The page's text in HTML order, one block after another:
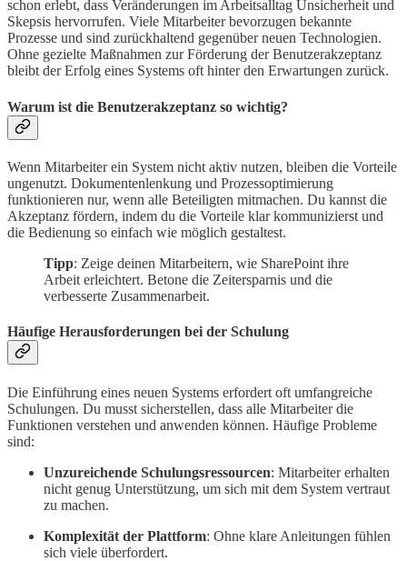
schon erlebt, dass Veränderungen im Arbeitsalltag Unsicherheit und
Skepsis hervorrufen. Viele Mitarbeiter bevorzugen bekannte
Prozesse und sind zurückhaltend gegenüber neuen Technologien.
Ohne gezielte Maßnahmen zur Förderung der Benutzerakzeptanz
bleibt der Erfolg eines Systems oft hinter den Erwartungen zurück.
Warum ist die Benutzerakzeptanz so wichtig?
Wenn Mitarbeiter ein System nicht aktiv nutzen, bleiben die Vorteile
ungenutzt. Dokumentenlenkung und Prozessoptimierung
funktionieren nur, wenn alle Beteiligten mitmachen. Du kannst die
Akzeptanz fördern, indem du die Vorteile klar kommunizierst und
die Bedienung so einfach wie möglich gestaltest.
Tipp: Zeige deinen Mitarbeitern, wie SharePoint ihre
Arbeit erleichtert. Betone die Zeitersparnis und die
verbesserte Zusammenarbeit.
Häufige Herausforderungen bei der Schulung
Die Einführung eines neuen Systems erfordert oft umfangreiche
Schulungen. Du musst sicherstellen, dass alle Mitarbeiter die
Funktionen verstehen und anwenden können. Häufige Probleme
sind:
Unzureichende Schulungsressourcen: Mitarbeiter erhalten
nicht genug Unterstützung, um sich mit dem System vertraut
zu machen.
Komplexität der Plattform: Ohne klare Anleitungen fühlen
sich viele überfordert.